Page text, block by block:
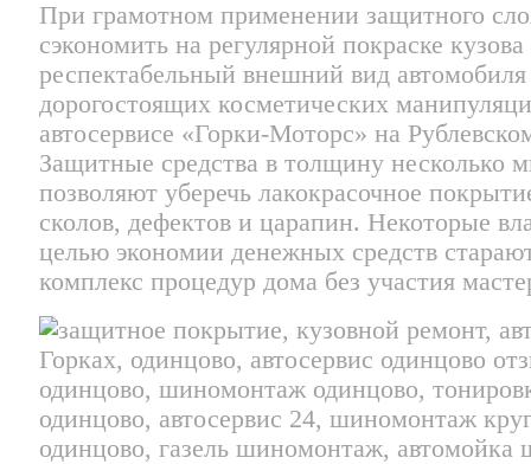
При грамотном применении защитного
сэкономить на регулярной покраске
респектабельный внешний вид автомобиля
дорогостоящих косметических
автосервисе «Горки-Моторс» на
Защитные средства в толщину несколько
позволяют уберечь лакокрасочное
сколов, дефектов и царапин. Некоторые
целью экономии денежных средств
комплекс процедур дома без участия